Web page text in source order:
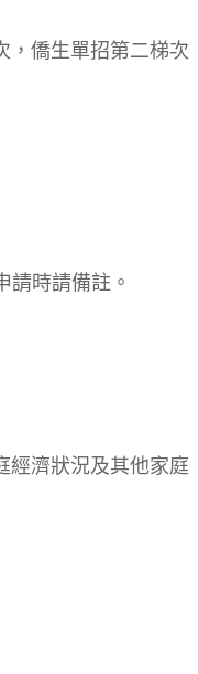
，僑生單招第二梯次
時請備註。
經濟狀況及其他家庭